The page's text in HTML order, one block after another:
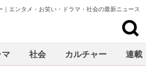
｜エンタメ・お笑い・ドラマ・社会の最新ニュース
マ 社会 カルチャー 連載